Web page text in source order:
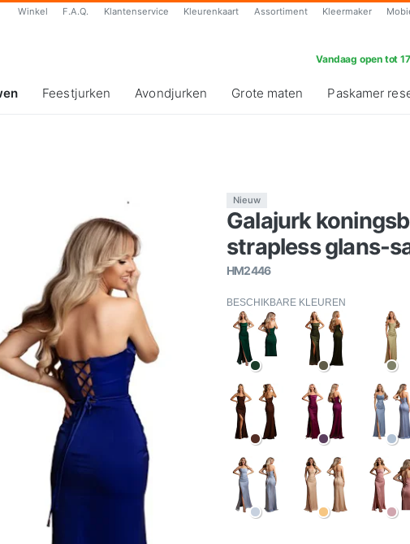
Winkel F.A.Q. Klantenservice Kleurenkaart Assortiment Kleermaker
Vandaag open tot
Feestjurken Avondjurken Grote maten Paskamer
Nieuw
Galajurk
strapless glans-
HM2446
BESCHIKBARE KLEUREN